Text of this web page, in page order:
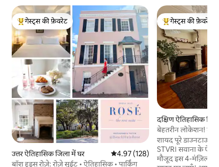
गेस्ट्स का टॉप फ़ेवरेट
गेस्ट्स की फ़ेवरेट
उत्तर ऐतिहासिक जिला में घर औसत रेटिंग 5 में से 4.97, 128 समीक्षाएँ
4.97 (128)
बॉश हुइस रोज़े: रोज़े सुईट • ऐतिहासिक • पार्किंग
गेस्ट्स का टॉप फ़ेवरेट
गेस्ट्स की फ़ेवरेट
दक्षिण ऐतिहासिक
बेहतरीन लोकेशन! बड़ा-
शायद पूरे डाउनटाउन
STVR। सवाना के
मौजूद इस 4-मंज़िला